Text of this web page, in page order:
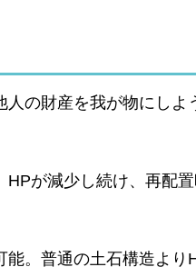
の財産を我が物にしよ
が減少し続け、再配
能。普通の土石構造より